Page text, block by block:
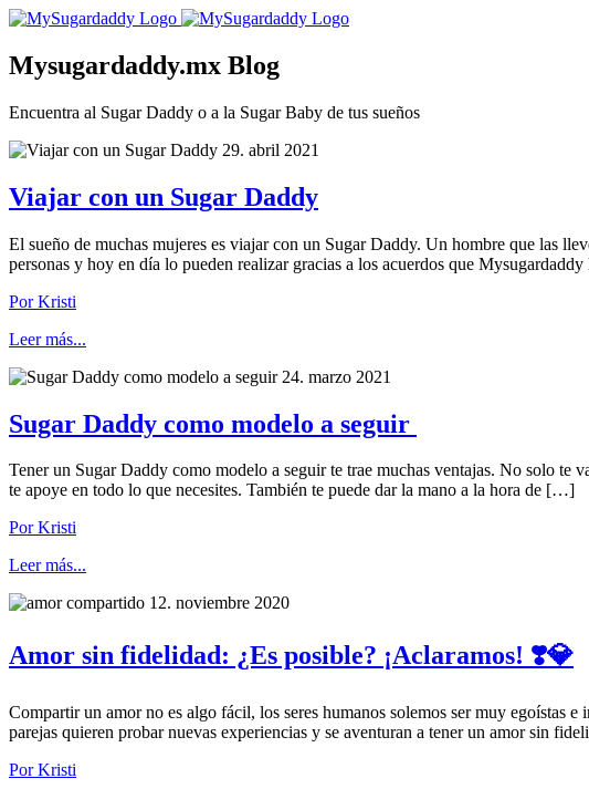
Mysugardaddy.mx Blog
Encuentra al Sugar Daddy o a la Sugar Baby de tus sueños
29. abril 2021
Viajar con un Sugar Daddy
El sueño de muchas mujeres es viajar con un Sugar Daddy. Un hombre que las
personas y hoy en día lo pueden realizar gracias a los acuerdos que
Por Kristi
Leer más...
24. marzo 2021
Sugar Daddy como modelo a seguir
Tener un Sugar Daddy como modelo a seguir te trae muchas ventajas. No solo te
te apoye en todo lo que necesites. También te puede dar la mano a la hora de […]
Por Kristi
Leer más...
12. noviembre 2020
Amor sin fidelidad: ¿Es posible? ¡Aclaramos! ❣️💎
Compartir un amor no es algo fácil, los seres humanos solemos ser muy egoístas
parejas quieren probar nuevas experiencias y se aventuran a tener un amor sin
Por Kristi